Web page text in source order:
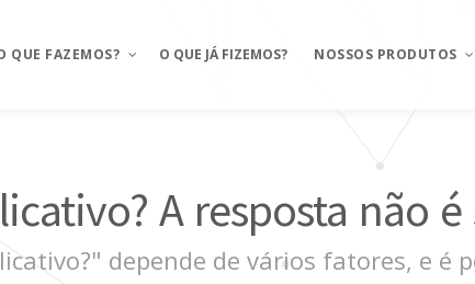
QUE FAZEMOS?
BAAS – Bank As A Service
Integrações
O QUE JÁ FIZEMOS? NOSSOS PRODUTOS
Mosaico Banking
Mosaico Food
A resposta não
depende de vários fatores, e é